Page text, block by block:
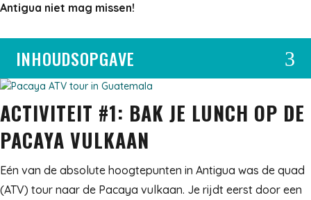
Antigua niet mag missen!
INHOUDSOPGAVE 3
ACTIVITEIT #1: BAK JE LUNCH OP DE
PACAYA VULKAAN
Eén van de absolute hoogtepunten in Antigua was de quad
(ATV) tour naar de Pacaya vulkaan. Je rijdt eerst door een